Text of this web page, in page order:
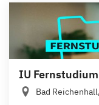
IU Fernstudium
Bad